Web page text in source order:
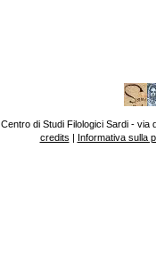
Centro di Studi Filologici Sardi - via
credits | Informativa sulla